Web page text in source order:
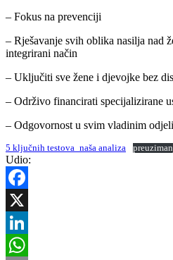
– Fokus na prevenciji
– Rješavanje svih oblika nasilja nad
integrirani način
– Uključiti sve žene i djevojke bez
– Održivo financirati specijalizirane
– Odgovornost u svim vladinim
5 ključnih testova_naša analiza
Udio:
Facebook
X
LinkedIn